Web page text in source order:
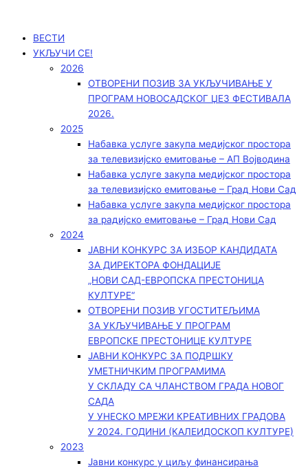
садржајВЕСТИ
УКЉУЧИ СЕ!
2026
ОТВОРЕНИ ПОЗИВ ЗА УКЉУЧИВАЊЕ У
ПРОГРАМ НОВОСАДСКОГ ЏЕЗ ФЕСТИВАЛА
2026.
2025
Набавка услуге закупа медијског простора
за телевизијско емитовање – АП Војводинa
Набавка услуге закупа медијског простора
за телевизијско емитовање – Град Нови Сад
Набавка услуге закупа медијског простора
за радијско емитовање – Град Нови Сад
2024
ЈАВНИ КОНКУРС ЗА ИЗБОР КАНДИДАТА
ЗА ДИРЕКТОРА ФОНДАЦИЈЕ
„НОВИ САД-ЕВРОПСКА ПРЕСТОНИЦА
КУЛТУРЕ“
ОТВОРЕНИ ПОЗИВ УГОСТИТЕЉИМА
ЗА УКЉУЧИВАЊЕ У ПРОГРАМ
ЕВРОПСКЕ ПРЕСТОНИЦЕ КУЛТУРЕ
ЈАВНИ КОНКУРС ЗА ПОДРШКУ
УМЕТНИЧКИМ ПРОГРАМИМА
У СКЛАДУ СА ЧЛАНСТВОМ ГРАДА НОВОГ
САДА
У УНЕСКО МРЕЖИ КРЕАТИВНИХ ГРАДОВА
У 2024. ГОДИНИ (КАЛЕИДОСКОП КУЛТУРЕ)
2023
Јавни конкурс у циљу финансирања